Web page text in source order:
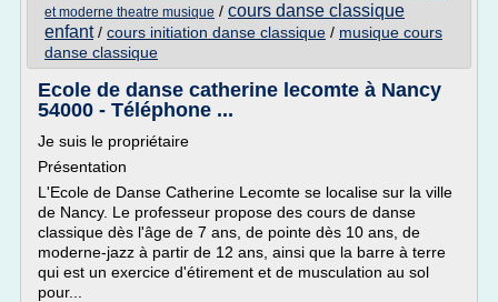
et moderne theatre musique / cours danse classique
enfant/ cours initiation danse classique / musique cours
danse classique
Ecole de danse catherine lecomte à Nancy
54000 - Téléphone ...
Je suis le propriétaire
Présentation
L'Ecole de Danse Catherine Lecomte se localise sur la ville
de Nancy. Le professeur propose des cours de danse
classique dès l'âge de 7 ans, de pointe dès 10 ans, de
moderne-jazz à partir de 12 ans, ainsi que la barre à terre
qui est un exercice d'étirement et de musculation au sol
pour...